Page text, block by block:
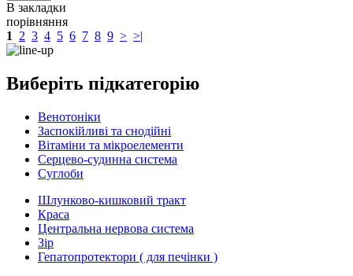
В закладки
порівняння
1
2 3 4 5 6 7 8 9 > >|
Виберіть підкатегорію
Венотоніки
Заспокійливі та снодійні
Вітаміни та мікроелементи
Серцево-судинна система
Суглоби
Шлунково-кишковий тракт
Краса
Центральна нервова система
Зір
Гепатопротектори ( для печінки )